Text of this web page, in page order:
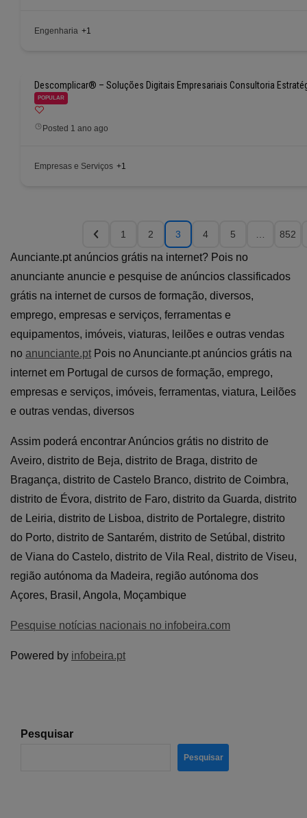
Engenharia +1
Descomplicar® – Soluções Digitais Empresariais Consultoria
POPULAR
Posted 1 ano ago
Empresas e Serviços +1
1 2 3 4 5 852
Aunciante.pt anúncios grátis na internet? Pois no
anunciante anuncie e pesquise de anúncios classificados
grátis na internet de cursos de formação, diversos,
emprego, empresas e serviços, ferramentas e
equipamentos, imóveis, viaturas, leilões e outras vendas
no anunciante.pt Pois no Anunciante.pt anúncios grátis na
internet em Portugal de cursos de formação, emprego,
empresas e serviços, imóveis, ferramentas, viatura, Leilões
e outras vendas, diversos
Assim poderá encontrar Anúncios grátis no distrito de
Aveiro, distrito de Beja, distrito de Braga, distrito de
Bragança, distrito de Castelo Branco, distrito de Coimbra,
distrito de Évora, distrito de Faro, distrito da Guarda, distrito
de Leiria, distrito de Lisboa, distrito de Portalegre, distrito
do Porto, distrito de Santarém, distrito de Setúbal, distrito
de Viana do Castelo, distrito de Vila Real, distrito de Viseu,
região autónoma da Madeira, região autónoma dos
Açores, Brasil, Angola, Moçambique
Pesquise notícias nacionais no infobeira.com
Powered by infobeira.pt
Pesquisar
Pesquisar